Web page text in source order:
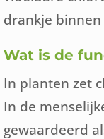
drankje
Wat is de
In planten zet
In de
gewaardeerd